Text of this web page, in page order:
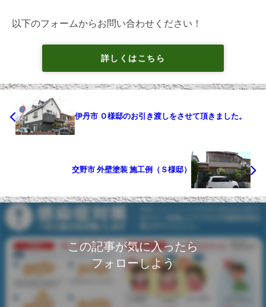
以下のフォームからお問い合わせください！
詳しくはこちら
伊丹市 Ｏ様邸のお引き渡しをさせて頂きました。
交野市 外壁塗装 施工例（Ｓ様邸）
この記事が気に入ったら
フォローしよう